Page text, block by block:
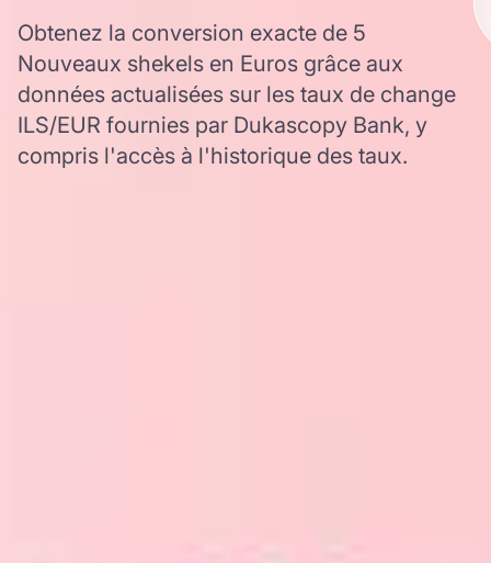
Obtenez la conversion exacte de 5
Nouveaux shekels en Euros grâce aux
données actualisées sur les taux de change
ILS/EUR fournies par Dukascopy Bank, y
compris l'accès à l'historique des taux.